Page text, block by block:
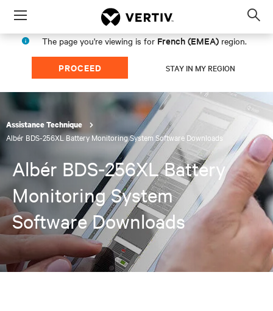
Menu
The page you're viewing is for French (EMEA) region.
PROCEED STAY IN MY REGION
Assistance Technique
Albér BDS-256XL Battery Monitoring System Software Downloads
Albér BDS-256XL Battery
Monitoring System
Software Downloads